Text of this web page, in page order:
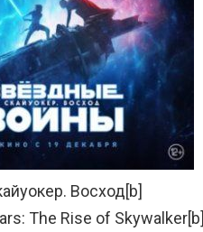
Восход[b]
The Rise of Skywalker[b]